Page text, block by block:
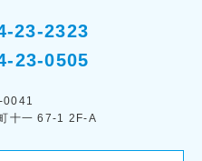
23-2323
23-0505
0041
十一 67-1 2F-A